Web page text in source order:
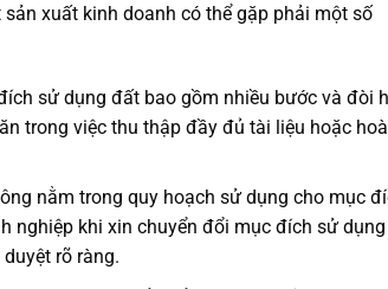
xuất kinh doanh có thể gặp phải một số
sử dụng đất bao gồm nhiều bước và đòi
trong việc thu thập đầy đủ tài liệu hoặc
nằm trong quy hoạch sử dụng cho mục
nghiệp khi xin chuyển đổi mục đích sử dụng
rõ ràng.